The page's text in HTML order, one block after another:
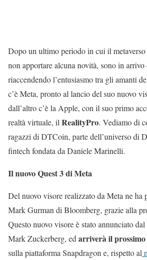
Dopo un ultimo periodo in cui il metaverso
non apportare alcuna novità, sono in arrivo
riaccendendo l’entusiasmo tra gli amanti
c’è Meta, pronto al lancio del suo nuovo
dall’altro c’è la Apple, con il suo primo
realtà virtuale, il RealityPro. Vediamo di
ragazzi di DTCoin, parte dell’universo di
fintech fondata da Daniele Marinelli.
Il nuovo Quest 3 di Meta
Del nuovo visore realizzato da Meta ne ha
Mark Gurman di Bloomberg, grazie alla
Questo nuovo visore è stato annunciato
Mark Zuckerberg, ed arriverà il
sulla piattaforma Snapdragon e, rispetto al